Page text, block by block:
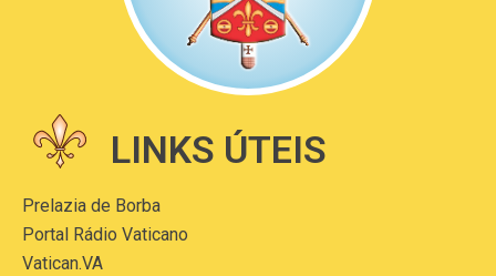
LINKS ÚTEIS
Prelazia de Borba
Portal Rádio Vaticano
Vatican.VA